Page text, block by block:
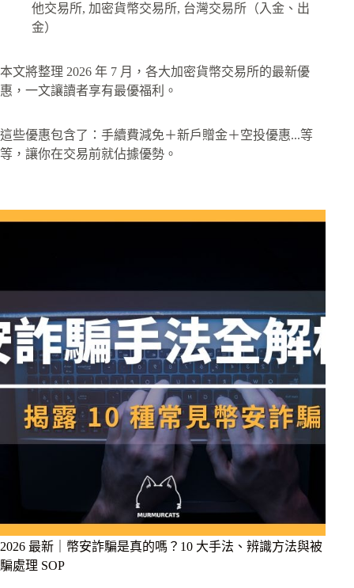
他交易所, 加密貨幣交易所, 台灣交易所（入金、出
金）
本文將整理 2026 年 7 月，各大加密貨幣交易所的最新優
惠，一文讓讀者享有最優福利。
這些優惠包含了：手續費減免＋新戶贈金＋空投優惠...等
等，讓你在交易前就佔據優勢。
2026 最新｜幣安詐騙是真的嗎？10 大手法、辨識方法與被
騙處理 SOP